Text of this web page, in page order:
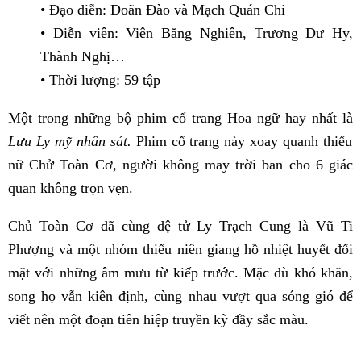
• Đạo diễn: Doãn Đào và Mạch Quán Chi
• Diễn viên: Viên Băng Nghiên, Trương Dư Hy,
Thành Nghị…
• Thời lượng: 59 tập
Một trong những bộ phim cổ trang Hoa ngữ hay nhất là
Lưu Ly mỹ nhân sát. Phim cổ trang này xoay quanh thiếu
nữ Chử Toàn Cơ, người không may trời ban cho 6 giác
quan không trọn vẹn.
Chủ Toàn Cơ đã cùng đệ tử Ly Trạch Cung là Vũ Ti
Phượng và một nhóm thiếu niên giang hồ nhiệt huyết đối
mặt với những âm mưu từ kiếp trước. Mặc dù khó khăn,
song họ vẫn kiên định, cùng nhau vượt qua sóng gió để
viết nên một đoạn tiên hiệp truyền kỳ đầy sắc màu.